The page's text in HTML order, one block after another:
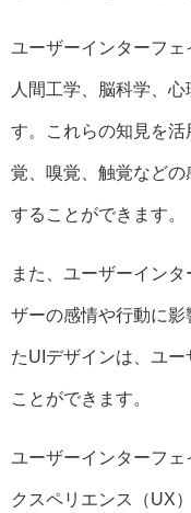
ユーザーインターフェ
人間工学、脳科学、
す。これらの知見を
覚、嗅覚、触覚など
することができます。
また、ユーザーイン
ザーの感情や行動に
たUIデザインは、ユ
ことができます。
ユーザーインターフ
クスペリエンス（UX